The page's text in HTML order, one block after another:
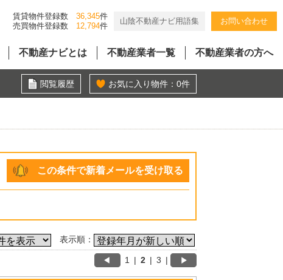
賃貸物件登録数 36,345件
売買物件登録数
12,794件
山陰不動産ナビ用語集 お問い合わせ
不動産ナビとは 不動産業者一覧 不動産業者の方へ
閲覧履歴 お気に入り物件： 0件
この条件で新着メールを受け取る
表示順：
1 2 3